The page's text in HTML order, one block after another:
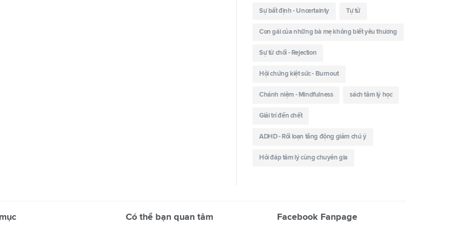
Sự bất định - Uncertainty Tự tử
Con gái của những bà mẹ không biết yêu thương
Sự từ chối - Rejection
Hội chứng kiệt sức - Burnout
Chánh niệm - Mindfulness sách tâm lý học
Giải trí đến chết
ADHD - Rối loạn tăng động giảm chú ý
Hỏi đáp tâm lý cùng chuyên gia
Có thể bạn quan tâm Facebook Fanpage